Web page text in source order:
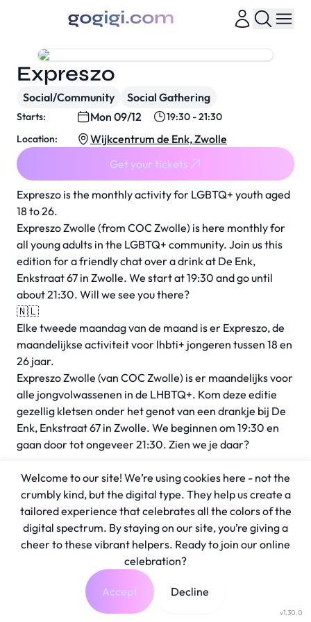
Expreszo is the monthly activity for LGBTQ+ youth aged
18 to 26.
Expreszo Zwolle (from COC Zwolle) is here monthly for
all young adults in the LGBTQ+ community. Join us this
edition for a friendly chat over a drink at De Enk,
Enkstraat 67 in Zwolle. We start at 19:30 and go until
about 21:30. Will we see you there?
🇳🇱
Elke tweede maandag van de maand is er Expreszo, de
maandelijkse activiteit voor lhbti+ jongeren tussen 18 en
26 jaar.
Expreszo Zwolle (van COC Zwolle) is er maandelijks voor
alle jongvolwassenen in de LHBTQ+. Kom deze editie
gezellig kletsen onder het genot van een drankje bij De
Enk, Enkstraat 67 in Zwolle. We beginnen om 19:30 en
gaan door tot ongeveer 21:30. Zien we je daar?
Expreszo
Social/Community Social Gathering
Starts: Mon 09/12
19:30 - 21:30
Location:
Wijkcentrum de Enk, Zwolle
Get your tickets
v1.30.0
Welcome to our site! We’re using cookies here - not the
crumbly kind, but the digital type. They help us create a
tailored experience that celebrates all the colors of the
digital spectrum. By staying on our site, you’re giving a
cheer to these vibrant helpers. Ready to join our online
celebration?
Accept Decline